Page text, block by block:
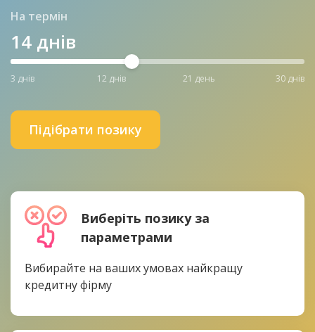
На термін
14 днів
3 днів 12 днів 21 день 30 днів
Підібрати позику
Виберіть позику за
параметрами
Вибирайте на ваших умовах найкращу
кредитну фірму